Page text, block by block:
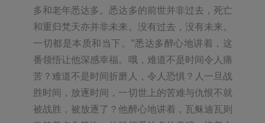
多和老年悉达多。悉达多的前世并非过去，死亡
和重归梵天亦并非未来。没有过去，没有未来。
一切都是本质和当下。”悉达多醉心地讲着，这
番领悟让他深感幸福。哦，难道不是时间令人痛
苦？难道不是时间折磨人，令人恐惧？人一旦战
胜时间，放逐时间，一切世上的苦难与仇恨不就
被战胜，被放逐了？他醉心地讲着，瓦稣迪瓦则